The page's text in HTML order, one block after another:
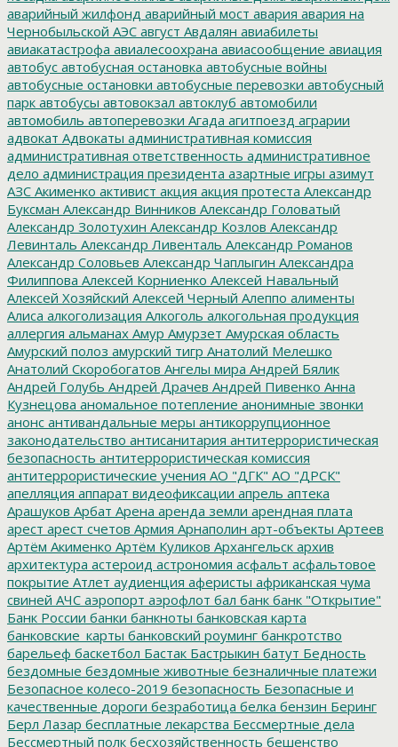
аварийный жилфонд аварийный мост авария авария на
Чернобыльской АЭС август Авдалян авиабилеты
авиакатастрофа авиалесоохрана авиасообщение авиация
автобус автобусная остановка автобусные войны
автобусные остановки автобусные перевозки автобусный
парк автобусы автовокзал автоклуб автомобили
автомобиль автоперевозки Агада агитпоезд аграрии
адвокат Адвокаты административная комиссия
административная ответственность административное
дело администрация президента азартные игры азимут
АЗС Акименко активист акция акция протеста Александр
Буксман Александр Винников Александр Головатый
Александр Золотухин Александр Козлов Александр
Левинталь Александр Ливенталь Александр Романов
Александр Соловьев Александр Чаплыгин Александра
Филиппова Алексей Корниенко Алексей Навальный
Алексей Хозяйский Алексей Черный Алеппо алименты
Алиса алкоголизация Алкоголь алкогольная продукция
аллергия альманах Амур Амурзет Амурская область
Амурский полоз амурский тигр Анатолий Мелешко
Анатолий Скоробогатов Ангелы мира Андрей Бялик
Андрей Голубь Андрей Драчев Андрей Пивенко Анна
Кузнецова аномальное потепление анонимные звонки
анонс антивандальные меры антикоррупционное
законодательство антисанитария антитеррористическая
безопасность антитеррористическая комиссия
антитеррористические учения АО "ДГК" АО "ДРСК"
апелляция аппарат видеофиксации апрель аптека
Арашуков Арбат Арена аренда земли арендная плата
арест арест счетов Армия Арнаполин арт-объекты Артеев
Артём Акименко Артём Куликов Архангельск архив
архитектура астероид астрономия асфальт асфальтовое
покрытие Атлет аудиенция аферисты африканская чума
свиней АЧС аэропорт аэрофлот бал банк банк "Открытие"
Банк России банки банкноты банковская карта
банковские_карты банковский роуминг банкротство
барельеф баскетбол Бастак Бастрыкин батут Бедность
бездомные бездомные животные безналичные платежи
Безопасное колесо-2019 безопасность Безопасные и
качественные дороги безработица белка бензин Беринг
Берл Лазар бесплатные лекарства Бессмертные дела
Бессмертный полк бесхозяйственность бешенство